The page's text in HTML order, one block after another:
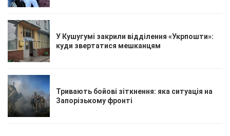
У Кушугумі закрили відділення «Укрпошти»:
куди звертатися мешканцям
Тривають бойові зіткнення: яка ситуація на
Запорізькому фронті